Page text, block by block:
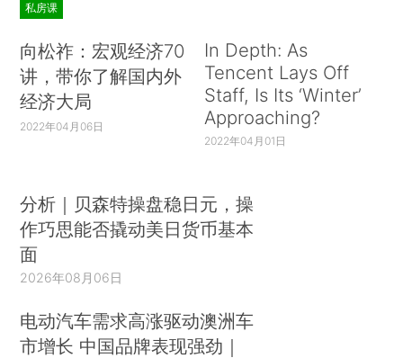
私房课
向松祚：宏观经济70
讲，带你了解国内外
经济大局
2022年04月06日
In Depth: As
Tencent Lays Off
Staff, Is Its ‘Winter’
Approaching?
2022年04月01日
分析｜贝森特操盘稳日元，操
作巧思能否撬动美日货币基本
面
2026年08月06日
电动汽车需求高涨驱动澳洲车
市增长 中国品牌表现强劲｜